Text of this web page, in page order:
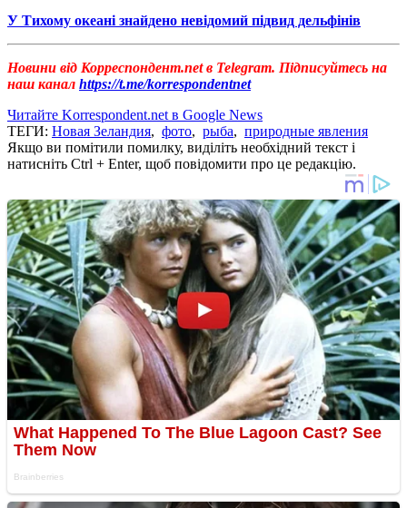
У Тихому океані знайдено невідомий підвид дельфінів
Новини від Корреспондент.netв Telegram. Підписуйтесь на
наш канал https://t.me/korrespondentnet
Читайте Korrespondent.net в Google News
ТЕГИ: Новая Зеландия, фото, рыба, природные явления
Якщо ви помітили помилку, виділіть необхідний текст і
натисніть Ctrl + Enter, щоб повідомити про це редакцію.